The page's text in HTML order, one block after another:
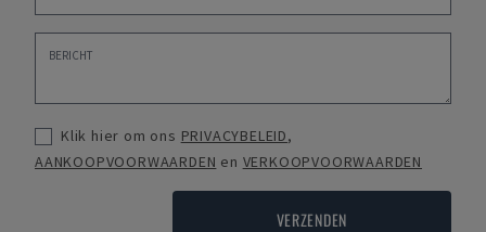
Klik hier om ons PRIVACYBELEID,
AANKOOPVOORWAARDEN en VERKOOPVOORWAARDEN
VERZENDEN